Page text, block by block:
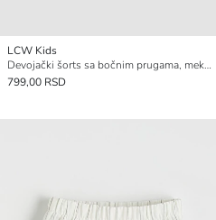
LCW Kids
Devojački šorts sa bočnim prugama, mekog dodira
799,00 RSD